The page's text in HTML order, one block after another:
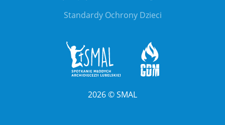
Standardy Ochrony Dzieci
2026©SMAL